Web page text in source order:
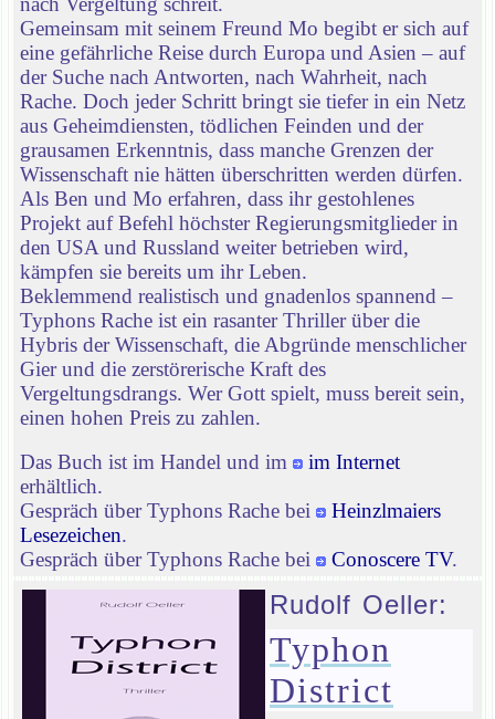
Gemeinsam mit seinem Freund Mo begibt er sich auf
eine gefährliche Reise durch Europa und Asien – auf
der Suche nach Antworten, nach Wahrheit, nach
Rache. Doch jeder Schritt bringt sie tiefer in ein Netz
aus Geheimdiensten, tödlichen Feinden und der
grausamen Erkenntnis, dass manche Grenzen der
Wissenschaft nie hätten überschritten werden dürfen.
Als Ben und Mo erfahren, dass ihr gestohlenes
Projekt auf Befehl höchster Regierungsmitglieder in
den USA und Russland weiter betrieben wird,
kämpfen sie bereits um ihr Leben.
Beklemmend realistisch und gnadenlos spannend –
Typhons Rache ist ein rasanter Thriller über die
Hybris der Wissenschaft, die Abgründe menschlicher
Gier und die zerstörerische Kraft des
Vergeltungsdrangs. Wer Gott spielt, muss bereit sein,
einen hohen Preis zu zahlen.
Das Buch ist im Handel und im
im Internet
erhältlich.
Gespräch über Typhons Rache bei
Heinzlmaiers
Lesezeichen.
Gespräch über Typhons Rache bei
Conoscere TV.
Rudolf Oeller:
Typhon
District